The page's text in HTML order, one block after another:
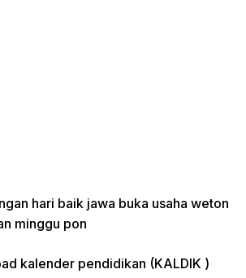
hari baik jawa buka usaha weton
minggu pon
kalender pendidikan (KALDIK )